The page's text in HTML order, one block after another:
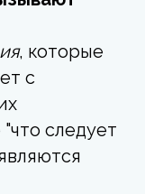
, которые
с
следует